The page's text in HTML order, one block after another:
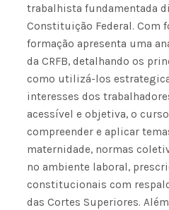
trabalhista fundamentada
Constituição Federal. Com
formação apresenta uma
da CRFB, detalhando os
como utilizá-los
interesses dos
acessível e objetiva, o
compreender e aplicar
maternidade, normas
no ambiente laboral,
constitucionais com
das Cortes Superiores.